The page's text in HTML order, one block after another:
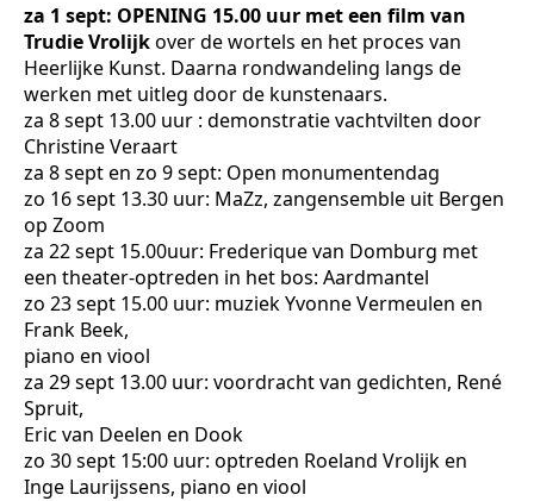
za 1 sept: OPENING 15.00 uur met een film van
Trudie Vrolijkover de wortels en het proces van
Heerlijke Kunst. Daarna rondwandeling langs de
werken met uitleg door de kunstenaars.
za 8 sept 13.00 uur : demonstratie vachtvilten door
Christine Veraart
za 8 sept en zo 9 sept: Open monumentendag
zo 16 sept 13.30 uur: MaZz, zangensemble uit Bergen
op Zoom
za 22 sept 15.00uur: Frederique van Domburg met
een theater-optreden in het bos: Aardmantel
zo 23 sept 15.00 uur: muziek Yvonne Vermeulen en
Frank Beek,
piano en viool
za 29 sept 13.00 uur: voordracht van gedichten, René
Spruit,
Eric van Deelen en Dook
zo 30 sept 15:00 uur: optreden Roeland Vrolijk en
Inge Laurijssens, piano en viool